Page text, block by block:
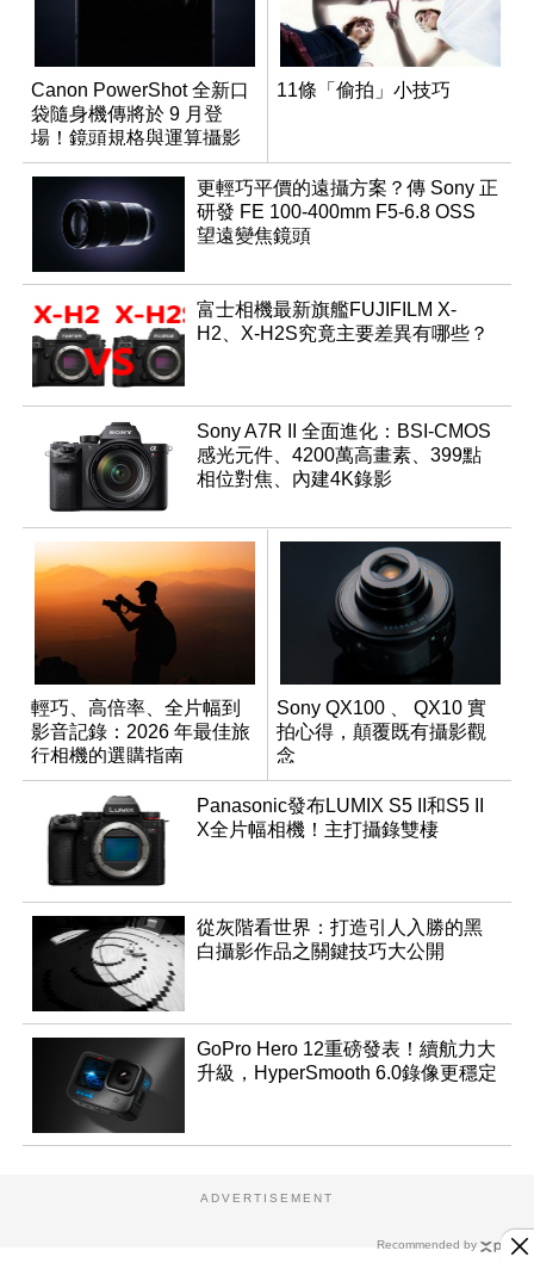
Canon PowerShot 全新口
袋隨身機傳將於 9 月登
場！鏡頭規格與運算攝影
升級成為焦點
11條「偷拍」小技巧
更輕巧平價的遠攝方案？傳 Sony 正
研發 FE 100-400mm F5-6.8 OSS
望遠變焦鏡頭
富士相機最新旗艦FUJIFILM X-
H2、X-H2S究竟主要差異有哪些？
Sony A7R II 全面進化：BSI-CMOS
感光元件、4200萬高畫素、399點
相位對焦、內建4K錄影
輕巧、高倍率、全片幅到
影音記錄：2026 年最佳旅
行相機的選購指南
Sony QX100 、 QX10 實
拍心得，顛覆既有攝影觀
念
Panasonic發布LUMIX S5 II和S5 II
X全片幅相機！主打攝錄雙棲
從灰階看世界：打造引人入勝的黑
白攝影作品之關鍵技巧大公開
GoPro Hero 12重磅發表！續航力大
升級，HyperSmooth 6.0錄像更穩定
Recommended by
ADVERTISEMENT